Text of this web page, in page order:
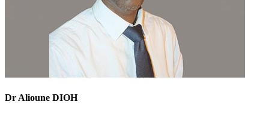
Dr Alioune DIOH